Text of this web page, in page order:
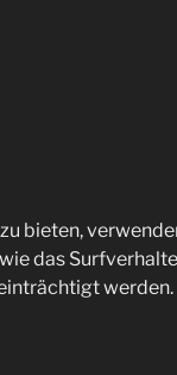
bieten,
das
werden.